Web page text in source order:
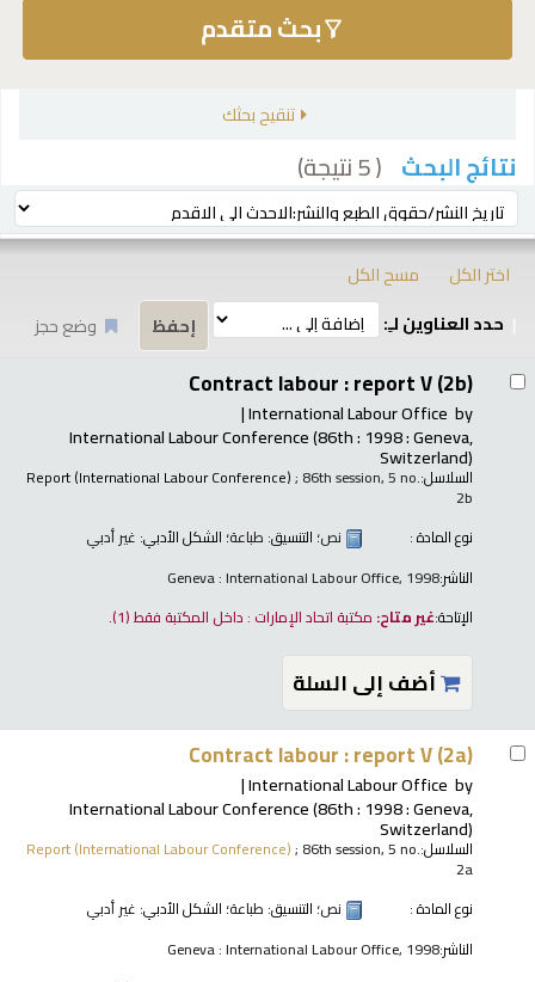
بحث متقدم
تنقيح بحثك
نتائج البحث ( 5 نتيجة)
ترتيب بواسطة:
اختر الكل
مسح الكل
حدد العناوين لـِ:
وضع حجز
Contract labour : report V (2b)
by
International Labour Office
International Labour Conference(86th : 1998 : Geneva,
Switzerland)
السلاسل: Report (International Labour Conference); 86th session, 5 no.
2b
نوع المادة :
نص؛ التنسيق: طباعة؛ الشكل الأدبي: غير أدبي
الناشر:Geneva : International Labour Office, 1998
الإتاحة:غير متاح: مكتبة اتحاد الإمارات : داخل المكتبة فقط(1).
أضف إلى السلة
Contract labour : report V (2a)
by
International Labour Office
International Labour Conference(86th : 1998 : Geneva,
Switzerland)
السلاسل: Report (International Labour Conference); 86th session, 5 no.
2a
نوع المادة :
نص؛ التنسيق: طباعة؛ الشكل الأدبي: غير أدبي
الناشر:Geneva : International Labour Office, 1998